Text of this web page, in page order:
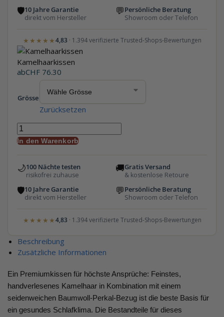
🛡10 Jahre Garantie
direkt vom Hersteller
💬Persönliche Beratung
Showroom oder Telefon
★★★★★4,83 · 1.394 verifizierte Trusted-Shops-Bewertungen
Kamelhaarkissen
abCHF 76.30
Grösse
Zurücksetzen
In den Warenkorb
🌙100 Nächte testen
risikofrei zuhause
🚚Gratis Versand
& kostenlose Retoure
🛡10 Jahre Garantie
direkt vom Hersteller
💬Persönliche Beratung
Showroom oder Telefon
★★★★★4,83 · 1.394 verifizierte Trusted-Shops-Bewertungen
Beschreibung
Zusätzliche Informationen
Ein Premiumkissen für höchste Ansprüche: Feinstes,
handverlesenes Kamelhaar in Kombination mit einem
seidenweichen Baumwoll-Perkal-Bezug ist die beste Basis für
ein gesundes Schlafklima. Die Bestandteile für dieses